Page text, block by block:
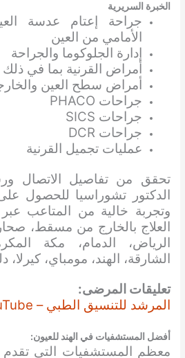
الخبرة السريرية
جراحة إعتام عدسة
الأمامي من العين
إدارة الجلوكوما والجراحة
أمراض القرنية بما في ذلك
أمراض سطح العين
جراحات PHACO
جراحات SICS
جراحات DCR
عمليات تجميل القرنية
تحقق من تفاصيل الاتصال
الدكتور تشوراسيا للحصول
وتجربة خالية من المتاعب
العلاج بالخارج من مسقط،
الرياض، الدمام، مكة
الشارقة، الهند، مومباي، كيرلا،
تعليقات المرضى:
المرشد للتنسيق الطبي – YouTube
أفضل المستشفيات في الهند للعيون:
معظم المستشفيات التي